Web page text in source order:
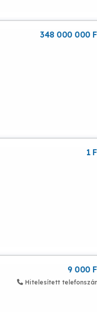
348 000 000
1
9 000
Hitelesített